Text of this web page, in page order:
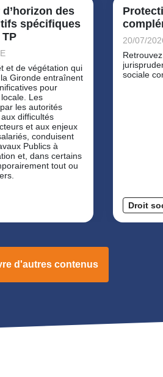
des
spécifiques
et de végétation qui
Gironde entraînent
pour
Les
les autorités
difficultés
et aux enjeux
conduisent
Publics à
et, dans certains
tout ou
20/07/
sociale
Droit
d'autres contenus